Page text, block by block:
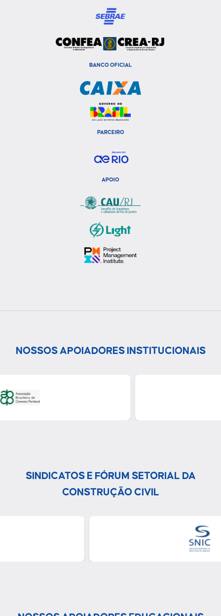
BANCO OFICIAL
PARCEIRO
APOIO
NOSSOS APOIADORES INSTITUCIONAIS
SINDICATOS E FÓRUM SETORIAL DA
CONSTRUÇÃO CIVIL